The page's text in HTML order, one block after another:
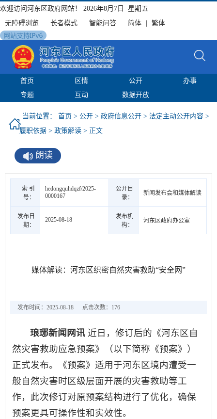
欢迎访问河东区政府网站！
2026年8月7日 星期五
无障碍浏览
长者模式 智能问答 简体 繁体
首页 区情 公开
办事
专题
互动 数据开放
当前位置： 首页 > 公开 > 政府信息公开 > 法定主动公开内容 >
履职依据 > 政策解读 > 正文
朗读
索 引
号：
hedongquhdqzf/2025-
0000167
公开目
录：
新闻发布会和媒体解读
发布日
期：
2025-08-18
发布机
构：
河东区政府办公室
媒体解读：河东区织密自然灾害救助“安全网”
发布时间：2025-08-18 点击次数： 176
琅琊新闻网讯 近日，修订后的《河东区自
然灾害救助应急预案》（以下简称《预案》）
正式发布。《预案》适用于河东区境内遭受一
般自然灾害时区级层面开展的灾害救助等工
作，此次修订对原预案结构进行了优化，确保
预案更具可操作性和实效性。